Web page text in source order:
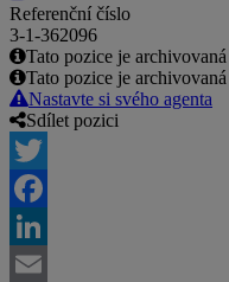
Referenční číslo
3-1-362096
Tato pozice je archivovaná
Tato pozice je archivovaná
Nastavte si svého agenta
Sdílet pozici
Twitter
Facebook
LinkedIn